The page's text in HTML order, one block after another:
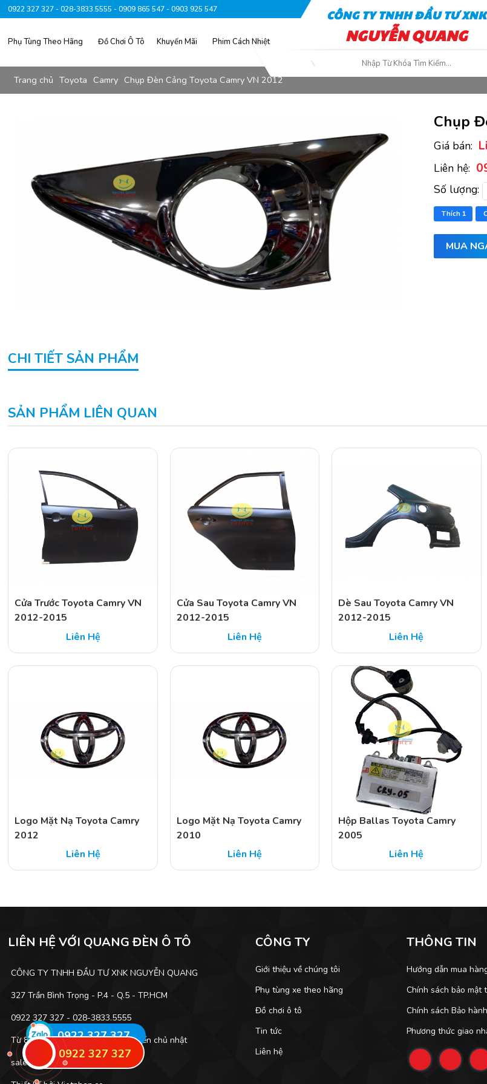
0922 327 327 - 028-3833.5555 - 0909 865 547 - 0903 925 547
Phụ Tùng Theo Hãng Đồ Chơi Ô Tô Khuyến Mãi Phim Cách Nhiệt
CÔNG TY TNHH ĐẦU TƯ XNK
NGUYỄN QUANG
Trang chủ Toyota Camry Chụp Đèn Cảng Toyota Camry VN 2012
Chụp
Giá bán:
Liên hệ:
Số lượng:
Thích 1
MUA
CHI TIẾT SẢN PHẨM
SẢN PHẨM LIÊN QUAN
Cửa Trước Toyota Camry VN
2012-2015
Liên Hệ
Cửa Sau Toyota Camry VN
2012-2015
Liên Hệ
Dè Sau Toyota Camry VN
2012-2015
Liên Hệ
Logo Mặt Nạ Toyota Camry
2012
Liên Hệ
Logo Mặt Nạ Toyota Camry
2010
Liên Hệ
Hộp Ballas Toyota Camry
2005
Liên Hệ
LIÊN HỆ VỚI QUANG ĐÈN Ô TÔ
CÔNG TY TNHH ĐẦU TƯ XNK NGUYỄN QUANG
327 Trần Bình Trọng - P.4 - Q.5 - TP.HCM
0922 327 327 - 028-3833.5555
Từ 8h00 - 17h30 các ngày thứ 2 đến chủ nhật
sale5@quangdenoto.com
CÔNG TY
Giới thiệu về chúng tôi
Phụ tùng xe theo hãng
Đồ chơi ô tô
Tin tức
Liên hệ
THÔNG TIN
Hướng dẫn mua
Chính sách bảo mật
Chính sách Bảo
Phương thức giao
0922 327 327
0922 327 327